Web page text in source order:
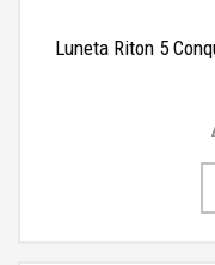
Luneta Riton 5